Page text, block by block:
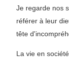
Je regarde nos
référer à leur
tête
La vie en